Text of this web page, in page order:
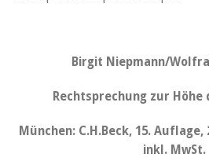
Birgit Niepmann/
Rechtsprechung zur
München: C.H.Beck, 15. Auflage,
inkl. MwSt.